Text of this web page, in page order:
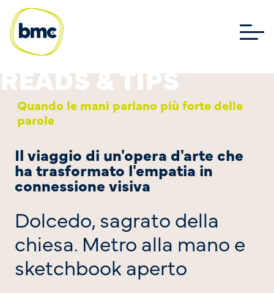
Quando le mani parlano più forte delle
parole
Il viaggio di un'opera d'arte che
ha trasformato l'empatia in
connessione visiva
Dolcedo, sagrato della
chiesa. Metro alla mano e
sketchbook aperto